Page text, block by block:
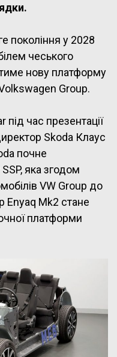
покоління у 2028
чеського
нову платформу
Group.
час презентації
Skoda Клаус
почне
яка згодом
VW Group до
Enyaq Mk2 стане
платформи